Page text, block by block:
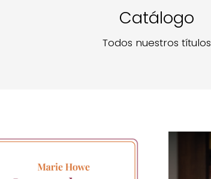
Catálogo
Todos nuestros títulos